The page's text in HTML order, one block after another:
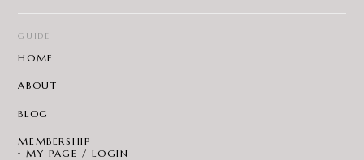
GUIDE
HOME
ABOUT
BLOG
MEMBERSHIP
MY PAGE / LOGIN